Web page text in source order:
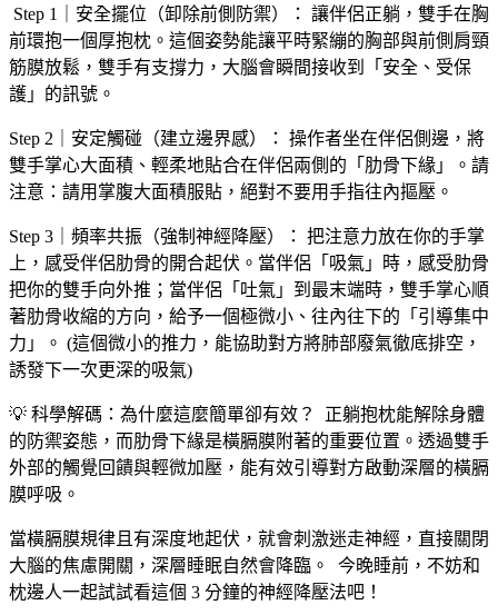
Step 1｜安全擺位（卸除前側防禦）： 讓伴侶正躺，雙手在胸
前環抱一個厚抱枕。這個姿勢能讓平時緊繃的胸部與前側肩頸
筋膜放鬆，雙手有支撐力，大腦會瞬間接收到「安全、受保
護」的訊號。 ​
Step 2｜安定觸碰（建立邊界感）： 操作者坐在伴侶側邊，將
雙手掌心大面積、輕柔地貼合在伴侶兩側的「肋骨下緣」。請
注意：請用掌腹大面積服貼，絕對不要用手指往內摳壓。 ​
Step 3｜頻率共振（強制神經降壓）： 把注意力放在你的手掌
上，感受伴侶肋骨的開合起伏。當伴侶「吸氣」時，感受肋骨
把你的雙手向外推；當伴侶「吐氣」到最末端時，雙手掌心順
著肋骨收縮的方向，給予一個極微小、往內往下的「引導集中
力」。 (這個微小的推力，能協助對方將肺部廢氣徹底排空，
誘發下一次更深的吸氣) ​
💡 科學解碼：為什麼這麼簡單卻有效？ ​ 正躺抱枕能解除身體
的防禦姿態，而肋骨下緣是橫膈膜附著的重要位置。透過雙手
外部的觸覺回饋與輕微加壓，能有效引導對方啟動深層的橫膈
膜呼吸。
當橫膈膜規律且有深度地起伏，就會刺激迷走神經，直接關閉
大腦的焦慮開關，深層睡眠自然會降臨。 ​ 今晚睡前，不妨和
枕邊人一起試試看這個 3 分鐘的神經降壓法吧！